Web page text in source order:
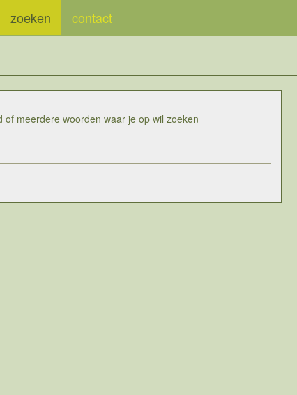
zoeken contact
meerdere woorden waar je op wil zoeken